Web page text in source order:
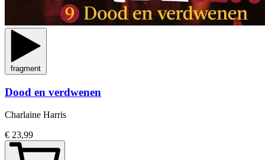
fragment
Dood en verdwenen
Charlaine Harris
€ 23,99